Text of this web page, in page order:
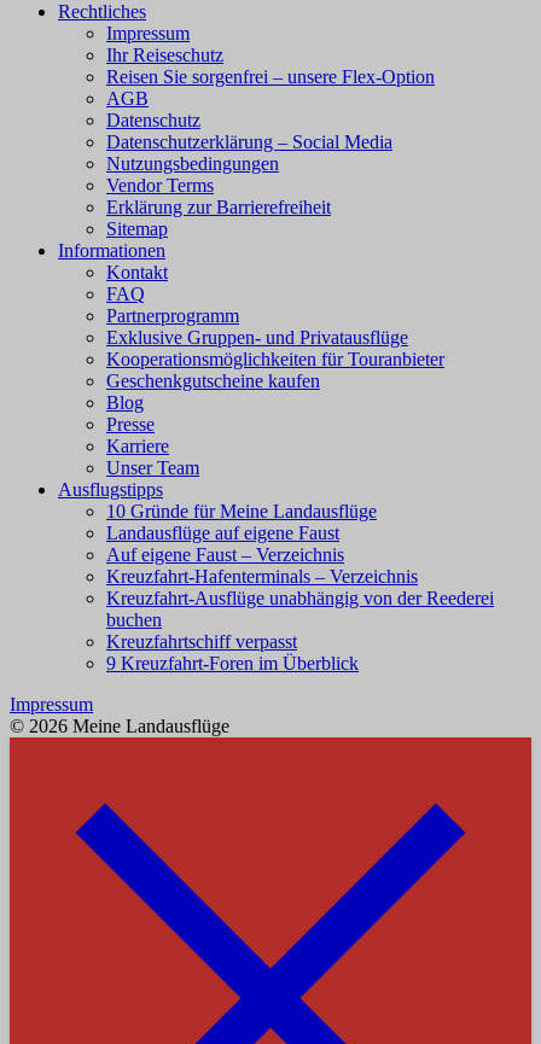
Rechtliches
Impressum
Ihr Reiseschutz
Reisen Sie sorgenfrei – unsere Flex-Option
AGB
Datenschutz
Datenschutzerklärung – Social Media
Nutzungsbedingungen
Vendor Terms
Erklärung zur Barrierefreiheit
Sitemap
Informationen
Kontakt
FAQ
Partnerprogramm
Exklusive Gruppen- und Privatausflüge
Kooperationsmöglichkeiten für Touranbieter
Geschenkgutscheine kaufen
Blog
Presse
Karriere
Unser Team
Ausflugstipps
10 Gründe für Meine Landausflüge
Landausflüge auf eigene Faust
Auf eigene Faust – Verzeichnis
Kreuzfahrt-Hafenterminals – Verzeichnis
Kreuzfahrt-Ausflüge unabhängig von der Reederei
buchen
Kreuzfahrtschiff verpasst
9 Kreuzfahrt-Foren im Überblick
Impressum
© 2026 Meine Landausflüge